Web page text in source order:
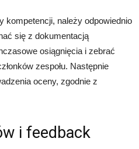
kompetencji, należy odpowiednio
się z dokumentacją
osiągnięcia i zebrać
zespołu. Następnie
oceny, zgodnie z
i feedback